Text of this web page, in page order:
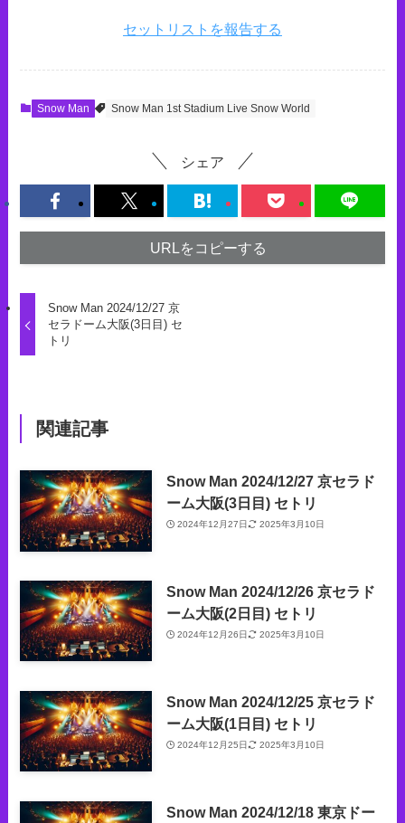
セットリストを報告する
Snow Man Snow Man 1st Stadium Live Snow World
シェア
URLをコピーする
Snow Man 2024/12/27 京
セラドーム大阪(3日目) セ
トリ
関連記事
Snow Man 2024/12/27 京セラド
ーム大阪(3日目) セトリ
2024年12月27日 2025年3月10日
Snow Man 2024/12/26 京セラド
ーム大阪(2日目) セトリ
2024年12月26日 2025年3月10日
Snow Man 2024/12/25 京セラド
ーム大阪(1日目) セトリ
2024年12月25日 2025年3月10日
Snow Man 2024/12/18 東京ドー